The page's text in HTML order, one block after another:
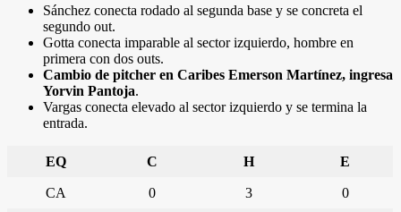
Sánchez conecta rodado al segunda base y se concreta el
segundo out.
Gotta conecta imparable al sector izquierdo, hombre en
primera con dos outs.
Cambio de pitcher en Caribes Emerson Martínez, ingresa
Yorvin Pantoja.
Vargas conecta elevado al sector izquierdo y se termina la
entrada.
EQ C H E
CA 0 3 0